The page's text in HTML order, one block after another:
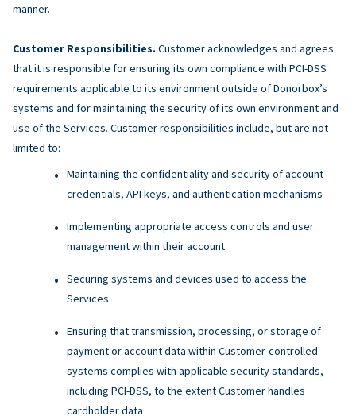
manner.
Customer Responsibilities. Customer acknowledges and agrees
that it is responsible for ensuring its own compliance with PCI-DSS
requirements applicable to its environment outside of Donorbox’s
systems and for maintaining the security of its own environment and
use of the Services. Customer responsibilities include, but are not
limited to:
Maintaining the confidentiality and security of account
credentials, API keys, and authentication mechanisms
Implementing appropriate access controls and user
management within their account
Securing systems and devices used to access the
Services
Ensuring that transmission, processing, or storage of
payment or account data within Customer-controlled
systems complies with applicable security standards,
including PCI-DSS, to the extent Customer handles
cardholder data